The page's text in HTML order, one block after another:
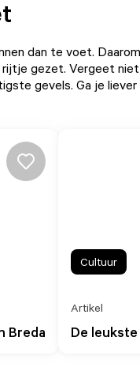
dan te voet.
gezet. Vergeet
gevels. Ga je liever
Breda De
Artikel
Cultuur